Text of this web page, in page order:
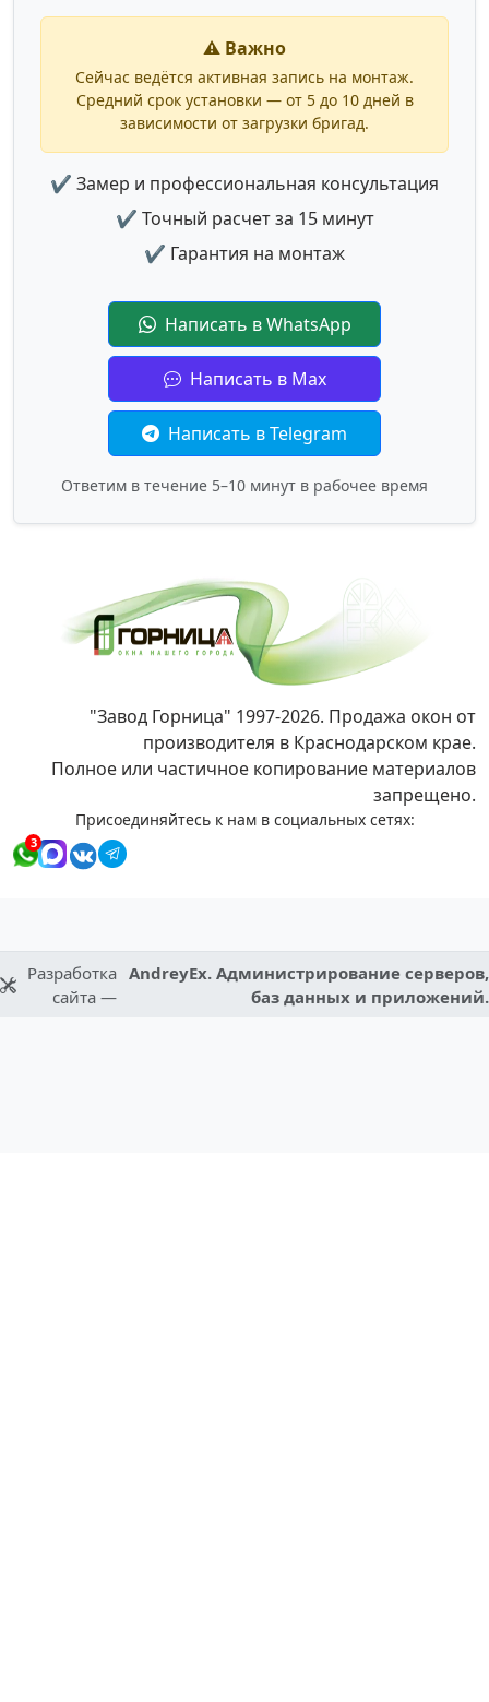
⚠️ Важно
Сейчас ведётся активная запись на монтаж.
Средний срок установки — от 5 до 10 дней в
зависимости от загрузки бригад.
✔ Замер и профессиональная консультация
✔ Точный расчет за 15 минут
✔ Гарантия на монтаж
Написать в WhatsApp
Написать в Max
Написать в Telegram
Ответим в течение 5–10 минут в рабочее время
"Завод Горница" 1997-2026. Продажа окон от
производителя в Краснодарском крае.
Полное или частичное копирование материалов
запрещено.
Присоединяйтесь к нам в социальных сетях:
3
Разработка
сайта —
AndreyEx. Администрирование серверов,
баз данных и приложений.